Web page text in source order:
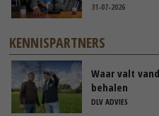
31-07-2026
KENNISPARTNERS
Waar valt
behalen
DLV ADVIES